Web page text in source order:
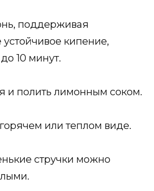
поддерживая
устойчивое кипение,
10 минут.
и полить лимонным соком.
или теплом виде.
стручки можно